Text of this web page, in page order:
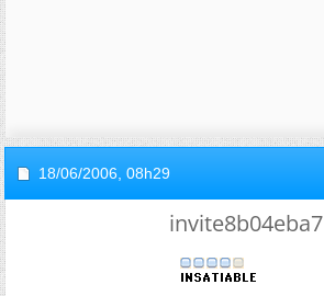
18/06/2006, 08h29
invite8b04eba7